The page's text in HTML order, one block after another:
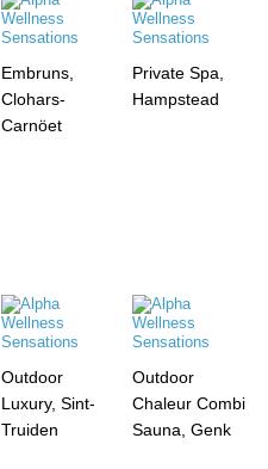
Embruns,
Clohars-
Carnöet
Private Spa,
Hampstead
Outdoor
Luxury, Sint-
Truiden
Outdoor
Chaleur Combi
Sauna, Genk